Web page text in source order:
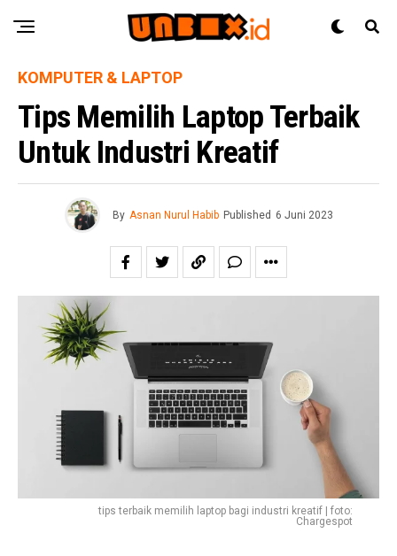
KOMPUTER & LAPTOP
Tips Memilih Laptop Terbaik
Untuk Industri Kreatif
By Asnan Nurul Habib Published 6 Juni 2023
tips terbaik memilih laptop bagi industri kreatif | foto:
Chargespot